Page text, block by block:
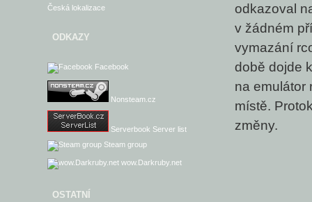
Česká lokalizace
ODKAZY
Facebook
Nonsteam.cz
Serverbook Server list
Steam group
wow.Darkruby.net
OSTATNÍ
odkazoval
v žádném
vymazání
době dojde
na emulátor
místě.
změny.